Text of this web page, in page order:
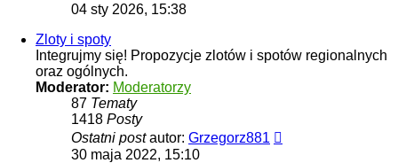
04 sty 2026, 15:38
Zloty i spoty
Integrujmy się! Propozycje zlotów i spotów regionalnych
oraz ogólnych.
Moderator: Moderatorzy
87 Tematy
1418 Posty
Ostatni postautor: Grzegorz881
30 maja 2022, 15:10